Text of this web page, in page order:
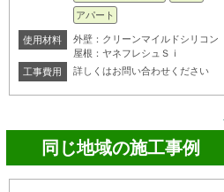
アパート
使用材料
外壁：クリーンマイルドシリコン
屋根：ヤネフレシュＳｉ
工事費用
詳しくはお問い合わせください
同じ地域の施工事例